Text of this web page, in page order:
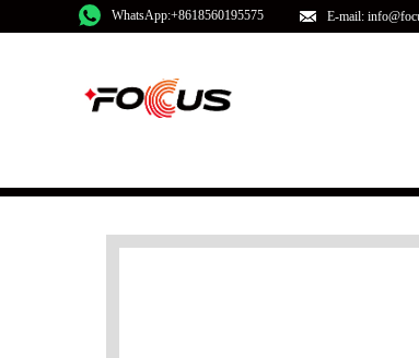
WhatsApp:+8618560195575 E-mail: